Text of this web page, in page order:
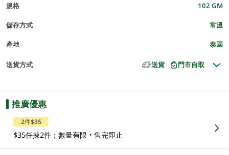
規格 102 GM
儲存方式 常溫
產地 泰國
送貨方式 送貨 門市自取
推廣優惠
2件$35
$35任揀2件；數量有限，售完即止